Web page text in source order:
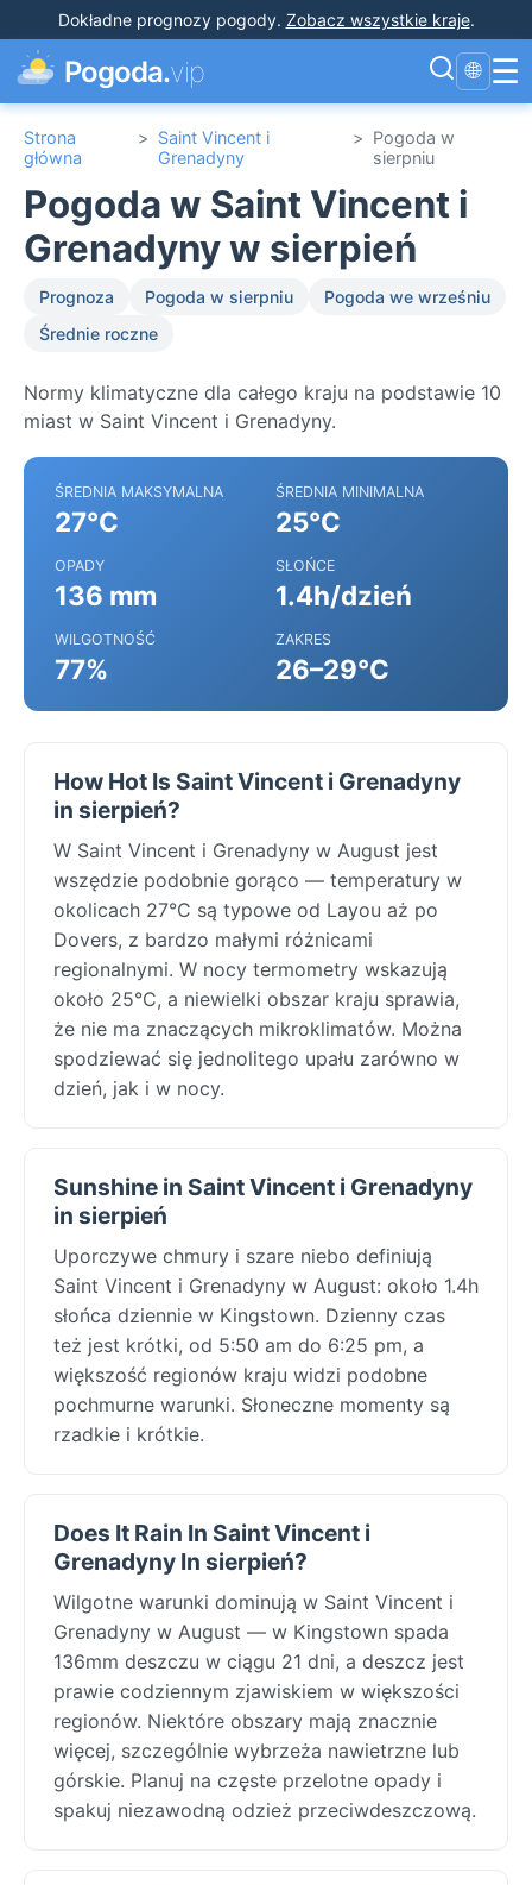
Dokładne prognozy pogody. Zobacz wszystkie kraje.
Pogoda.vip 🌐 ☰
Strona
główna
> Saint Vincent i
Grenadyny
> Pogoda w
sierpniu
Pogoda w Saint Vincent i
Grenadyny w sierpień
Prognoza Pogoda w sierpniu
Pogoda we wrześniu
Średnie roczne
Normy klimatyczne dla całego kraju na podstawie 10
miast w Saint Vincent i Grenadyny.
ŚREDNIA MAKSYMALNA
27°C
ŚREDNIA MINIMALNA
25°C
OPADY
136 mm
SŁOŃCE
1.4h/dzień
WILGOTNOŚĆ
77%
ZAKRES
26–29°C
How Hot Is Saint Vincent i Grenadyny
in sierpień?
W Saint Vincent i Grenadyny w August jest
wszędzie podobnie gorąco — temperatury w
okolicach 27°C są typowe od Layou aż po
Dovers, z bardzo małymi różnicami
regionalnymi. W nocy termometry wskazują
około 25°C, a niewielki obszar kraju sprawia,
że nie ma znaczących mikroklimatów. Można
spodziewać się jednolitego upału zarówno w
dzień, jak i w nocy.
Sunshine in Saint Vincent i Grenadyny
in sierpień
Uporczywe chmury i szare niebo definiują
Saint Vincent i Grenadyny w August: około 1.4h
słońca dziennie w Kingstown. Dzienny czas
też jest krótki, od 5:50 am do 6:25 pm, a
większość regionów kraju widzi podobne
pochmurne warunki. Słoneczne momenty są
rzadkie i krótkie.
Does It Rain In Saint Vincent i
Grenadyny In sierpień?
Wilgotne warunki dominują w Saint Vincent i
Grenadyny w August — w Kingstown spada
136mm deszczu w ciągu 21 dni, a deszcz jest
prawie codziennym zjawiskiem w większości
regionów. Niektóre obszary mają znacznie
więcej, szczególnie wybrzeża nawietrzne lub
górskie. Planuj na częste przelotne opady i
spakuj niezawodną odzież przeciwdeszczową.